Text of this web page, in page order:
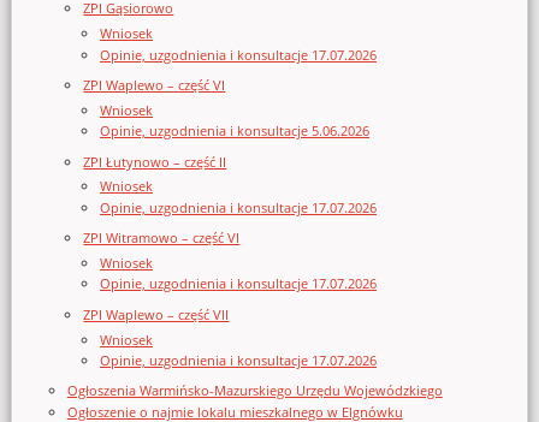
ZPI Gąsiorowo
Wniosek
Opinie, uzgodnienia i konsultacje 17.07.2026
ZPI Waplewo – część VI
Wniosek
Opinie, uzgodnienia i konsultacje 5.06.2026
ZPI Łutynowo – część II
Wniosek
Opinie, uzgodnienia i konsultacje 17.07.2026
ZPI Witramowo – część VI
Wniosek
Opinie, uzgodnienia i konsultacje 17.07.2026
ZPI Waplewo – część VII
Wniosek
Opinie, uzgodnienia i konsultacje 17.07.2026
Ogłoszenia Warmińsko-Mazurskiego Urzędu Wojewódzkiego
Ogłoszenie o najmie lokalu mieszkalnego w Elgnówku